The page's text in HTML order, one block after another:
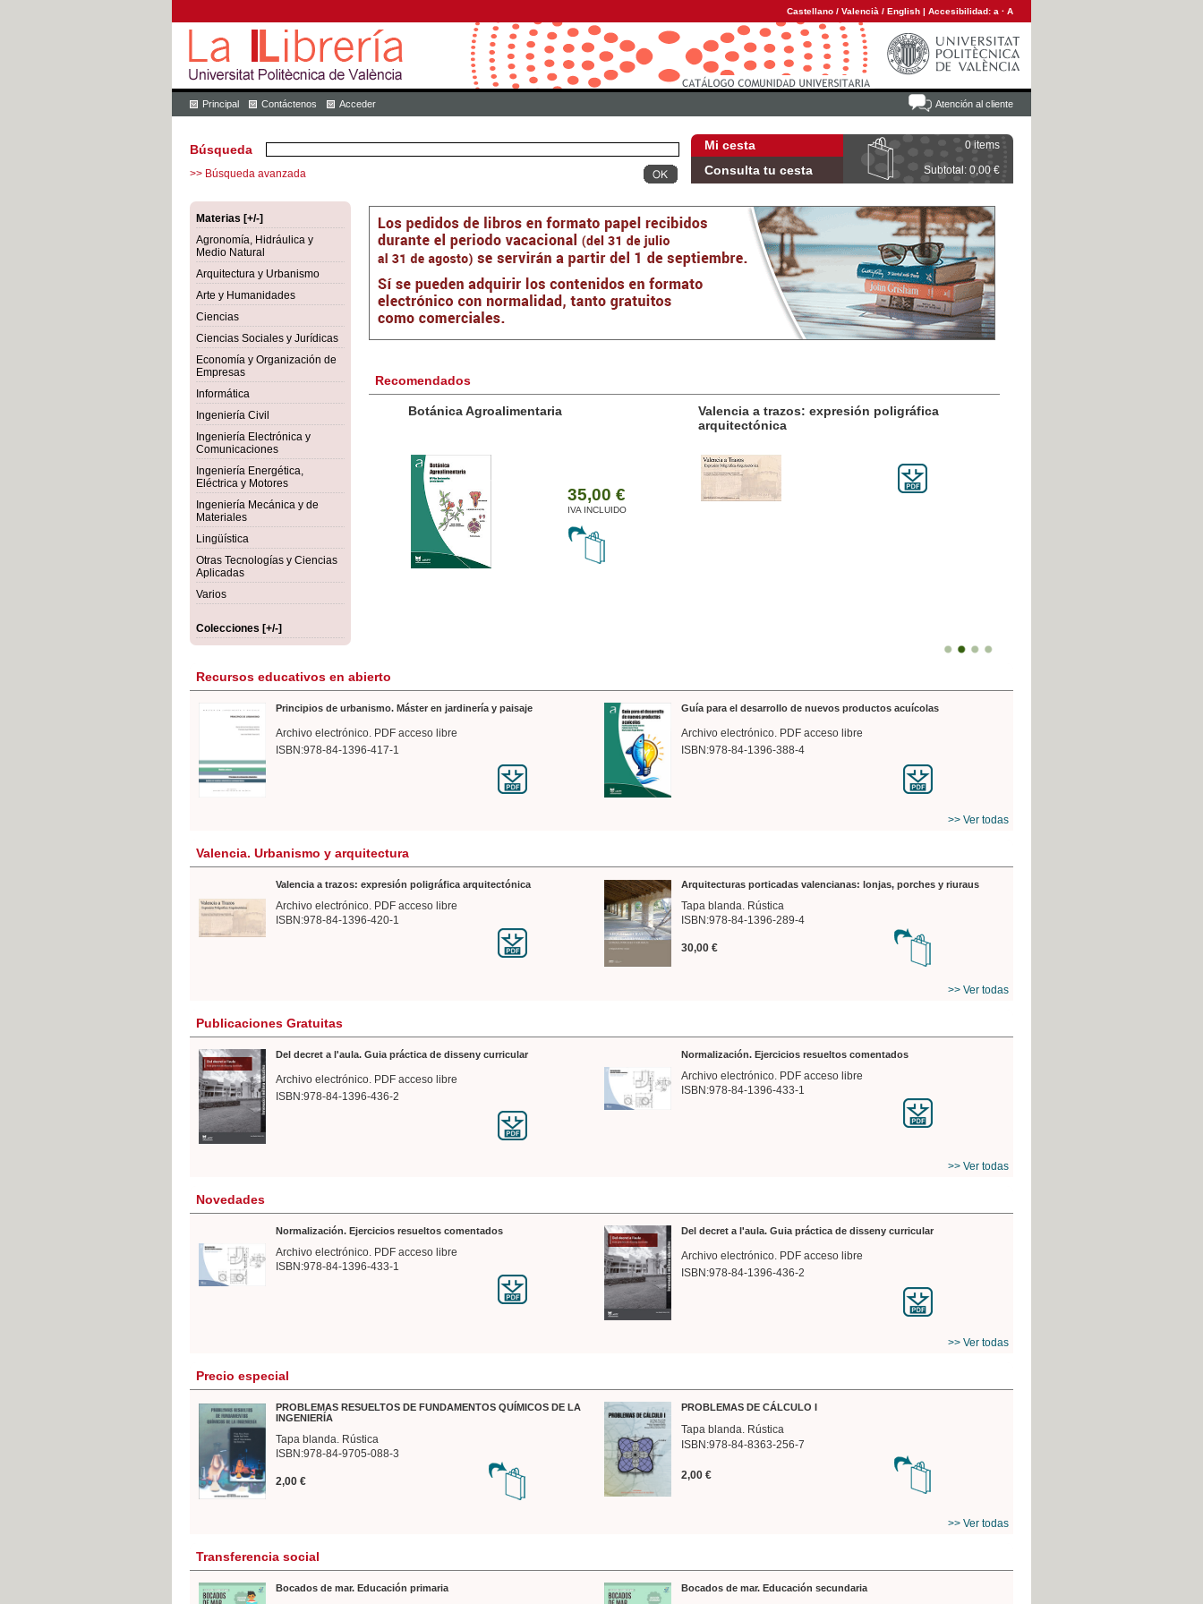
Castellano / Valencià / English | Accesibilidad: a · A
Atención al cliente
Principal Contáctenos Acceder
Mi cesta 0 items
Consulta tu cesta Subtotal: 0,00 €
Búsqueda
>> Búsqueda avanzada
Materias [+/-]
Agronomía, Hidráulica y
Medio Natural
Arquitectura y Urbanismo
Arte y Humanidades
Ciencias
Ciencias Sociales y Jurídicas
Economía y Organización de
Empresas
Informática
Ingeniería Civil
Ingeniería Electrónica y
Comunicaciones
Ingeniería Energética,
Eléctrica y Motores
Ingeniería Mecánica y de
Materiales
Lingüística
Otras Tecnologías y Ciencias
Aplicadas
Varios
Colecciones [+/-]
Recomendados
Botánica Agroalimentaria
35,00 €
IVA INCLUIDO
Valencia a trazos: expresión poligráfica
arquitectónica
Recursos educativos en abierto
Principios de urbanismo. Máster en jardinería y paisaje
Archivo electrónico. PDF acceso libre
ISBN:978-84-1396-417-1
Guía para el desarrollo de nuevos productos acuícolas
Archivo electrónico. PDF acceso libre
ISBN:978-84-1396-388-4
>> Ver todas
Valencia. Urbanismo y arquitectura
Valencia a trazos: expresión poligráfica arquitectónica
Archivo electrónico. PDF acceso libre
ISBN:978-84-1396-420-1
Arquitecturas porticadas valencianas: lonjas, porches y riuraus
Tapa blanda. Rústica
ISBN:978-84-1396-289-4
30,00 €
>> Ver todas
Publicaciones Gratuitas
Del decret a l'aula. Guia práctica de disseny curricular
Archivo electrónico. PDF acceso libre
ISBN:978-84-1396-436-2
Normalización. Ejercicios resueltos comentados
Archivo electrónico. PDF acceso libre
ISBN:978-84-1396-433-1
>> Ver todas
Novedades
Normalización. Ejercicios resueltos comentados
Archivo electrónico. PDF acceso libre
ISBN:978-84-1396-433-1
Del decret a l'aula. Guia práctica de disseny curricular
Archivo electrónico. PDF acceso libre
ISBN:978-84-1396-436-2
>> Ver todas
Precio especial
PROBLEMAS RESUELTOS DE FUNDAMENTOS QUÍMICOS DE LA
INGENIERÍA
Tapa blanda. Rústica
ISBN:978-84-9705-088-3
2,00 €
PROBLEMAS DE CÁLCULO I
Tapa blanda. Rústica
ISBN:978-84-8363-256-7
2,00 €
>> Ver todas
Transferencia social
Bocados de mar. Educación primaria Bocados de mar. Educación secundaria